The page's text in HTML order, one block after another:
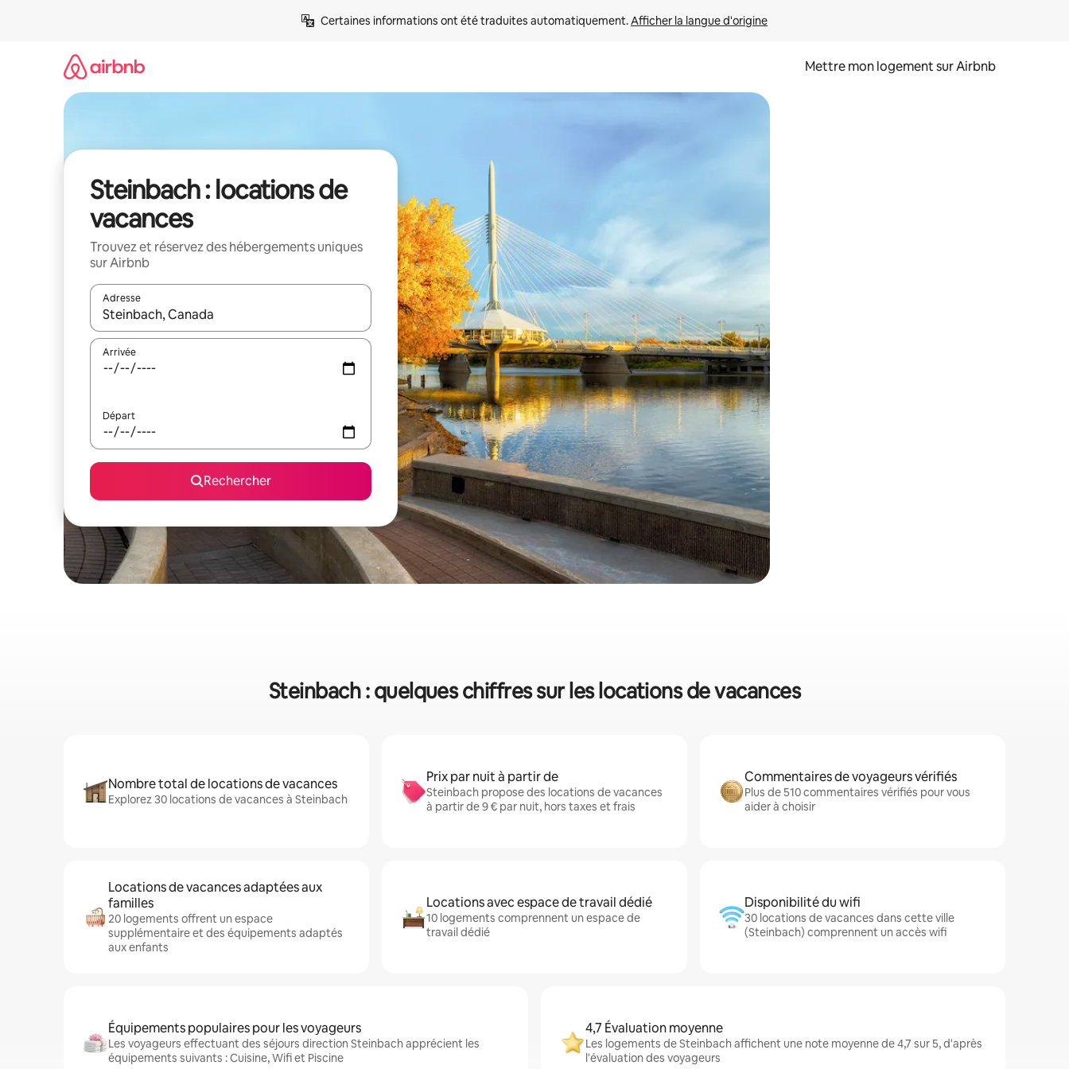
Certaines informations ont été traduites automatiquement. Afficher la langue d'origine
Mettre mon logement sur Airbnb
Steinbach : locations de
vacances
Trouvez et réservez des hébergements uniques
sur Airbnb
Adresse
Lorsque les résultats s'affichent, utilisez les flèches vers le haut et vers le bas pour les parcourir ou en appuyant et en faisant glisser.
Arrivée
Départ
Rechercher
Steinbach : quelques chiffres sur les locations de vacances
Nombre total de locations de vacances
Explorez 30 locations de vacances à Steinbach
Prix par nuit à partir de
Steinbach propose des locations de vacances
à partir de 9 € par nuit, hors taxes et frais
Commentaires de voyageurs vérifiés
Plus de 510 commentaires vérifiés pour vous
aider à choisir
Locations de vacances adaptées aux
familles
20 logements offrent un espace
supplémentaire et des équipements adaptés
aux enfants
Locations avec espace de travail dédié
10 logements comprennent un espace de
travail dédié
Disponibilité du wifi
30 locations de vacances dans cette ville
(Steinbach) comprennent un accès wifi
Équipements populaires pour les voyageurs
Les voyageurs effectuant des séjours direction Steinbach apprécient les
équipements suivants : Cuisine, Wifi et Piscine
4,7 Évaluation moyenne
Les logements de Steinbach affichent une note moyenne de 4,7 sur 5, d'après
l'évaluation des voyageurs